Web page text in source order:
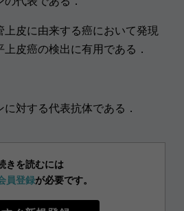
上皮に由来する癌において発現
皮癌の検出に有用である．
対する代表抗体である．
きを読むには
員登録が必要です。